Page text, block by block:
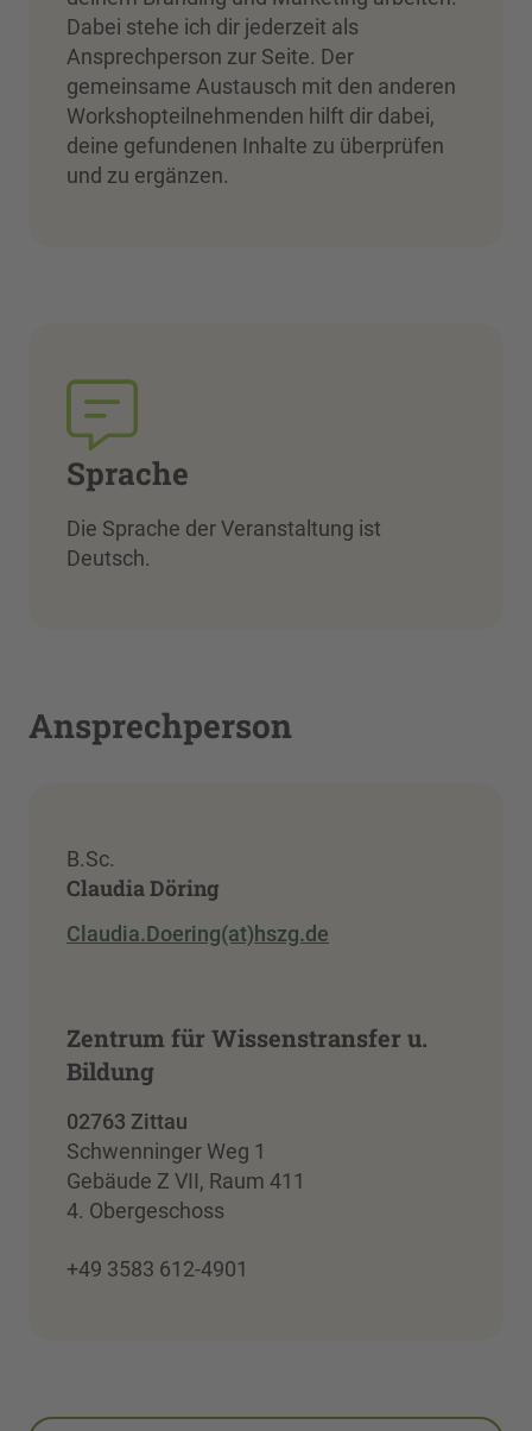
Dabei stehe ich dir jederzeit als
Ansprechperson zur Seite. Der
gemeinsame Austausch mit den anderen
Workshopteilnehmenden hilft dir dabei,
deine gefundenen Inhalte zu überprüfen
und zu ergänzen.
Sprache
Die Sprache der Veranstaltung ist
Deutsch.
Ansprechperson
B.Sc.
Claudia Döring
Claudia.Doering(at)hszg.de
Zentrum für Wissenstransfer u.
Bildung
02763 Zittau
Schwenninger Weg 1
Gebäude Z VII, Raum 411
4. Obergeschoss
+49 3583 612-4901